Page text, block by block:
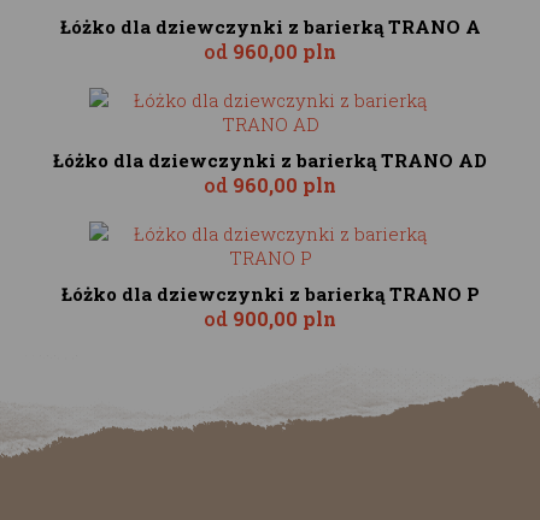
Łóżko dla dziewczynki z barierką TRANO A
od 960,00 pln
Łóżko dla dziewczynki z barierką TRANO AD
od 960,00 pln
Łóżko dla dziewczynki z barierką TRANO P
od 900,00 pln